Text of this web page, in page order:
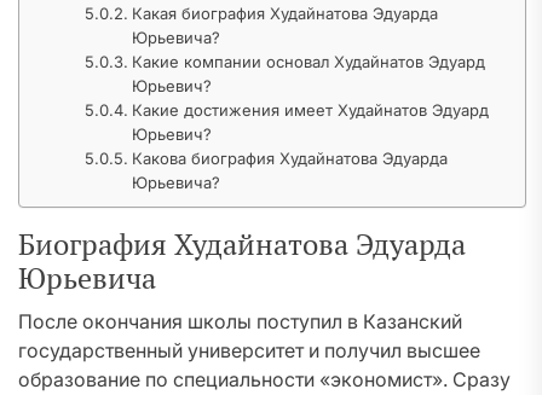
Какая биография Худайнатова Эдуарда
Юрьевича?
Какие компании основал Худайнатов Эдуард
Юрьевич?
Какие достижения имеет Худайнатов Эдуард
Юрьевич?
Какова биография Худайнатова Эдуарда
Юрьевича?
Биография Худайнатова Эдуарда
Юрьевича
После окончания школы поступил в Казанский
государственный университет и получил высшее
образование по специальности «экономист». Сразу